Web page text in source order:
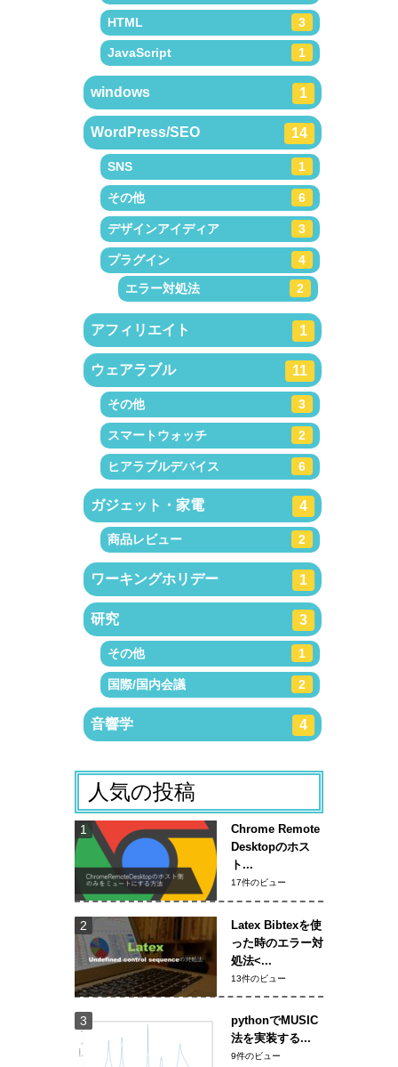
HTML 3
JavaScript 1
windows 1
WordPress/SEO 14
SNS 1
その他 6
デザインアイディア 3
プラグイン
4
エラー対処法
2
アフィリエイト 1
ウェアラブル 11
その他 3
スマートウォッチ 2
ヒアラブルデバイス 6
ガジェット・家電 4
商品レビュー 2
ワーキングホリデー 1
研究 3
その他 1
国際/国内会議 2
音響学 4
人気の投稿
Chrome Remote
Desktopのホス
ト...
17件のビュー
Latex Bibtexを使
った時のエラー対
処法<...
13件のビュー
pythonでMUSIC
法を実装する...
9件のビュー